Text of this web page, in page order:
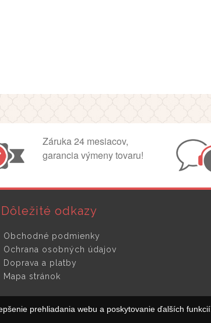
Záruka 24 mesiacov,
garancia výmeny tovaru!
Dôležité odkazy
Obchodné podmienky
Ochrana osobných údajov
Doprava a platby
Mapa stránok
prehliadania webu a poskytovanie ďalších funkcií.